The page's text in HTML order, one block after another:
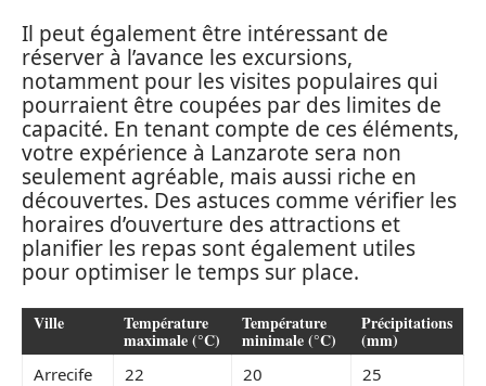
Il peut également être intéressant de
réserver à l’avance les excursions,
notamment pour les visites populaires qui
pourraient être coupées par des limites de
capacité. En tenant compte de ces éléments,
votre expérience à Lanzarote sera non
seulement agréable, mais aussi riche en
découvertes. Des astuces comme vérifier les
horaires d’ouverture des attractions et
planifier les repas sont également utiles
pour optimiser le temps sur place.
Ville Température
maximale (°C)
Température
minimale (°C)
Précipitations
(mm)
Arrecife 22 20
25